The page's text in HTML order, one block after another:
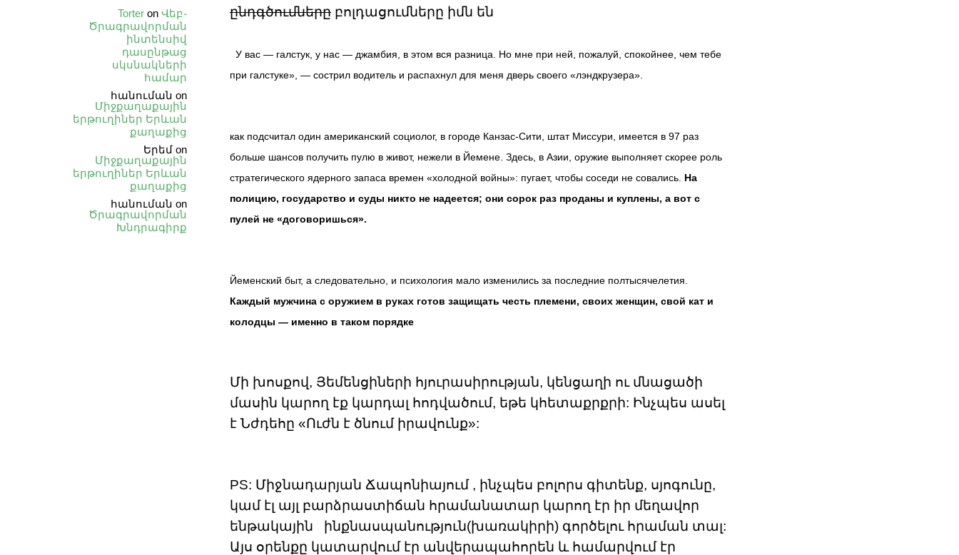
ընդգծումները բոլդացումները իմն են
У вас — галстук, у нас — джамбия, в этом вся разница. Но мне при ней, пожалуй, спокойнее, чем тебе
при галстуке», — сострил водитель и распахнул для меня дверь своего «лэндкрузера».
как подсчитал один американский социолог, в городе Канзас-Сити, штат Миссури, имеется в 97 раз
больше шансов получить пулю в живот, нежели в Йемене. Здесь, в Азии, оружие выполняет скорее роль
стратегического ядерного запаса времен «холодной войны»: пугает, чтобы соседи не совались. На
полицию, государство и суды никто не надеется; они сорок раз проданы и куплены, а вот с
пулей не «договоришься».
Йеменский быт, а следовательно, и психология мало изменились за последние полтысячелетия.
Каждый мужчина с оружием в руках готов защищать честь племени, своих женщин, свой кат и
колодцы — именно в таком порядке
Մի խոսքով, Յեմենցիների հյուրասիրության, կենցաղի ու մնացածի
մասին կարող էք կարդալ հոդվածում, եթե կհետաքրքրի: Ինչպես ասել
է Նժդեհը «Ուժն է ծնում իրավունք»:
PS: Միջնադարյան Ճապոնիայում , ինչպես բոլորս գիտենք, սյոգունը,
կամ էլ այլ բարձրաստիճան հրամանատար կարող էր իր մեղավոր
ենթակային ինքնասպանություն(խառակիրի) գործելու հրաման տալ:
Այս օրենքը կատարվում էր անվերապահորեն և համարվում էր
Torter on Վեբ֊
Ծրագրավորման
ինտենսիվ
դասընթաց
սկսնակների
համար
հանուման on
Միջքաղաքային
երթուղիներ Երևան
քաղաքից
Երեմ on
Միջքաղաքային
երթուղիներ Երևան
քաղաքից
հանուման on
Ծրագրավորման
Խնդրագիրք